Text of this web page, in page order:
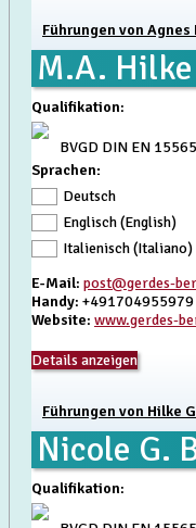
Führungen von Agnes
M.A.
Qualifikation:
BVGD DIN EN 15565
Sprachen:
Deutsch
Englisch (English)
Italienisch (Italiano)
E-Mail: post@gerdes-
Handy: +491704955979
Website: www.gerdes-
Details anzeigen
Führungen von Hilke
Nicole G.
Qualifikation: